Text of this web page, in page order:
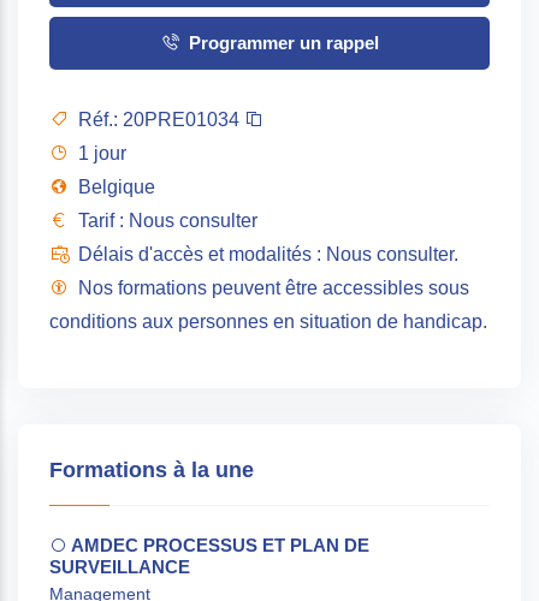
Programmer un rappel
Réf.: 20PRE01034
1 jour
Belgique
Tarif : Nous consulter
Délais d'accès et modalités : Nous consulter.
Nos formations peuvent être accessibles sous
conditions aux personnes en situation de handicap.
Formations à la une
AMDEC PROCESSUS ET PLAN DE
SURVEILLANCE
Management